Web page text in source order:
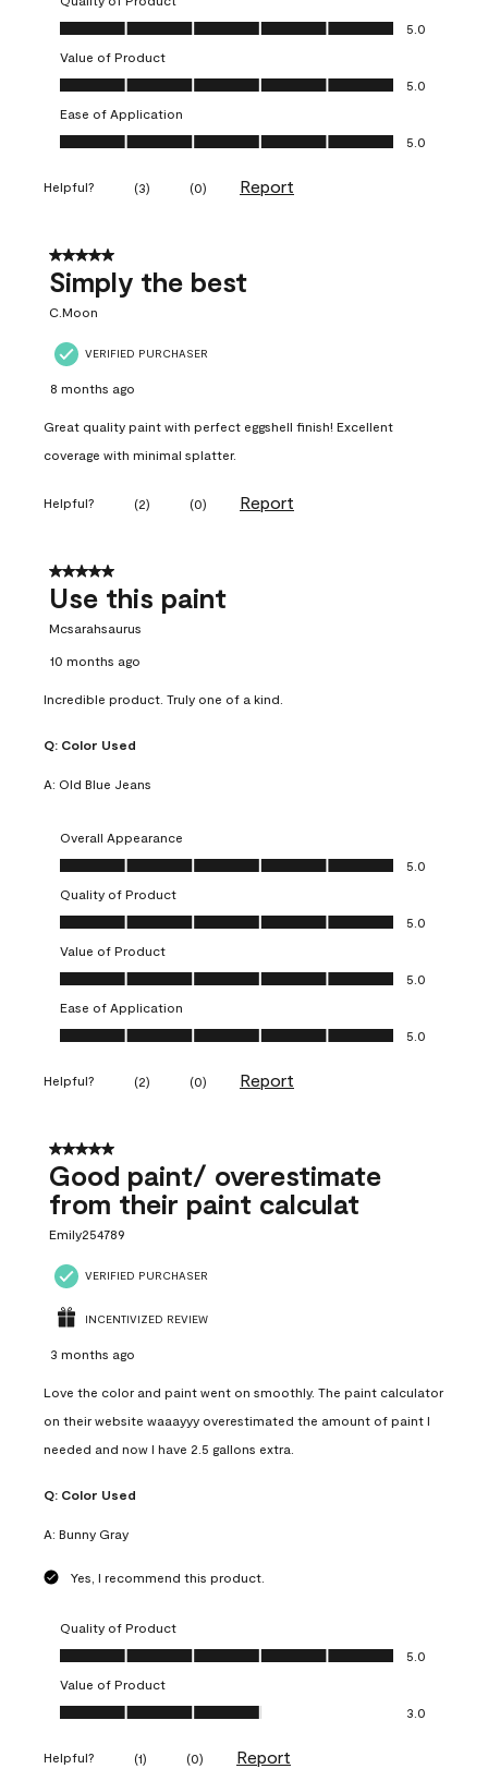
Quality of Product, 5.0 out of 5
5.0
Value of Product
Value of Product, 5.0 out of 5
5.0
Ease of Application
Ease of Application, 5.0 out of 5
5.0
Helpful? (3) (0) Report
5 out of 5 stars.
Simply the best
C.Moon
VERIFIED PURCHASER
8 months ago
Great quality paint with perfect eggshell finish! Excellent
coverage with minimal splatter.
Helpful? (2) (0) Report
5 out of 5 stars.
Use this paint
Mcsarahsaurus
10 months ago
Incredible product. Truly one of a kind.
Q: Color Used
A: Old Blue Jeans
Overall Appearance
Overall Appearance, 5.0 out of 5
5.0
Quality of Product
Quality of Product, 5.0 out of 5
5.0
Value of Product
Value of Product, 5.0 out of 5
5.0
Ease of Application
Ease of Application, 5.0 out of 5
5.0
Helpful? (2) (0) Report
5 out of 5 stars.
Good paint/ overestimate
from their paint calculat
Emily254789
VERIFIED PURCHASER
INCENTIVIZED REVIEW
3 months ago
Love the color and paint went on smoothly. The paint calculator
on their website waaayyy overestimated the amount of paint I
needed and now I have 2.5 gallons extra.
Q: Color Used
A: Bunny Gray
Yes, I recommend this product.
Quality of Product
Quality of Product, 5.0 out of 5
5.0
Value of Product
Value of Product, 3.0 out of 5
3.0
Helpful? (1) (0) Report